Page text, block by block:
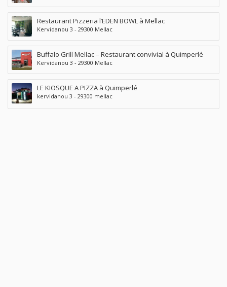
Restaurant Pizzeria l’EDEN BOWL à Mellac
Kervidanou 3 - 29300 Mellac
Buffalo Grill Mellac – Restaurant convivial à Quimperlé
Kervidanou 3 - 29300 Mellac
LE KIOSQUE A PIZZA à Quimperlé
kervidanou 3 - 29300 mellac